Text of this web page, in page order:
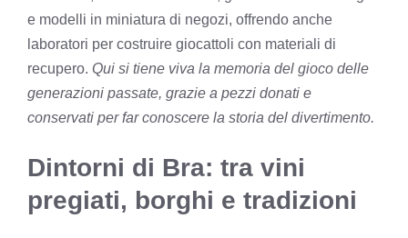
e modelli in miniatura di negozi, offrendo anche
laboratori per costruire giocattoli con materiali di
recupero. Qui si tiene viva la memoria del gioco delle
generazioni passate, grazie a pezzi donati e
conservati per far conoscere la storia del divertimento.
Dintorni di Bra: tra vini
pregiati, borghi e tradizioni